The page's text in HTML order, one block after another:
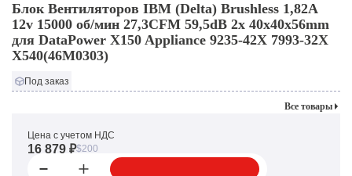
Блок Вентиляторов IBM (Delta) Brushless 1,82A
12v 15000 об/мин 27,3CFM 59,5dB 2x 40x40x56mm
для DataPower X150 Appliance 9235-42X 7993-32X
X540(46M0303)
Под заказ
Все товары
Цена с учетом НДС
16 879 ₽$200